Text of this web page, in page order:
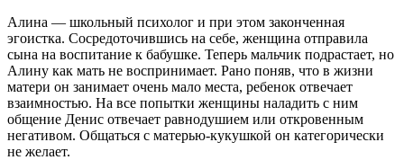
Алина — школьный психолог и при этом законченная
эгоистка. Сосредоточившись на себе, женщина отправила
сына на воспитание к бабушке. Теперь мальчик подрастает, но
Алину как мать не воспринимает. Рано поняв, что в жизни
матери он занимает очень мало места, ребенок отвечает
взаимностью. На все попытки женщины наладить с ним
общение Денис отвечает равнодушием или откровенным
негативом. Общаться с матерью-кукушкой он категорически
не желает.